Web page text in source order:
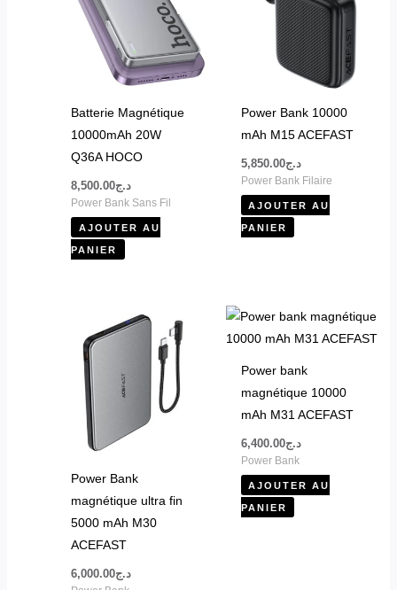
Batterie Magnétique
10000mAh 20W
Q36A HOCO
د.ج8,500.00
Power Bank Sans Fil
AJOUTER AU
PANIER
Power Bank 10000
mAh M15 ACEFAST
د.ج5,850.00
Power Bank Filaire
AJOUTER AU
PANIER
Power Bank
magnétique ultra fin
5000 mAh M30
ACEFAST
د.ج6,000.00
Power bank
magnétique 10000
mAh M31 ACEFAST
د.ج6,400.00
Power Bank
AJOUTER AU
PANIER